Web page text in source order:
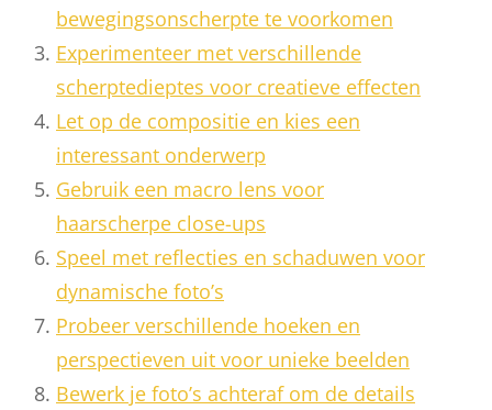
bewegingsonscherpte te voorkomen
Experimenteer met verschillende
scherptedieptes voor creatieve effecten
Let op de compositie en kies een
interessant onderwerp
Gebruik een macro lens voor
haarscherpe close-ups
Speel met reflecties en schaduwen voor
dynamische foto’s
Probeer verschillende hoeken en
perspectieven uit voor unieke beelden
Bewerk je foto’s achteraf om de details